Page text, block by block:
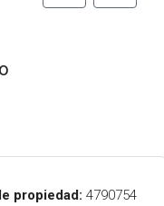
propiedad: 4790754